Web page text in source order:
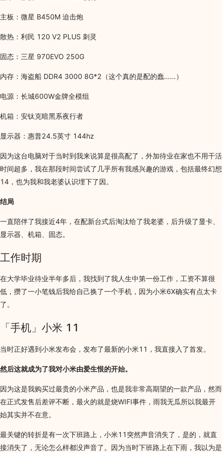
主板：微星 B450M 迫击炮
散热：利民 120 V2 PLUS 刺灵
固态：三星 970EVO 250G
内存：海盗船 DDR4 3000 8G*2（这个真的是配的蠢……）
电源：长城600W金牌全模组
机箱：安钛克暗黑系夜行者
显示器：惠普24.5英寸 144hz
因为这台电脑对于当时到我来说算是很高配了，外加待业在家也不用干活
时间超多，我在那段时间尝试了几乎所有我感兴趣的游戏，包括最终幻想
14，也为我和我老婆认识埋下了因。
结局
一直陪伴了我接近4年，在配新台式后淘汰给了我老婆，后升级了显卡、
显示器、机箱、固态。
工作时期
在大学毕业待业半年多后，我找到了我人生中第一份工作，工资不算很
低，攒了一小笔钱后我给自己换了一个手机，因为小米6X确实有点太卡
了。
「手机」小米 11
当时正好遇到小米发布会，发布了最新的小米11，我直接入了首发。
然后这就成为了我对小米由爱生恨的开始。
因为这是我购买过最贵的小米产品，也是我非常高期望的一款产品，然而
在正式发售后差评不断，最火的就是烧WIFI事件，雨我无瓜所以我最开
始其实并不在意。
最关键的转折是有一次下班路上，小米11突然声音消失了，是的，就直
接消失了，无论怎么样都没声音了。因为当时下班路上在下雨，我以为是